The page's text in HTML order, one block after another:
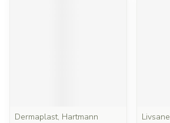
Dermaplast, Hartmann
Livsane